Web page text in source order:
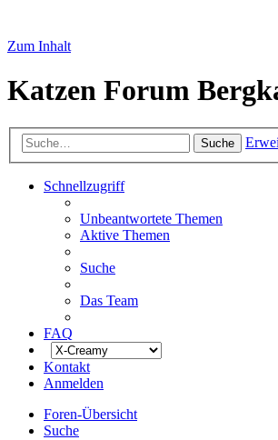
Zum Inhalt
Katzen Forum
Suche
Schnellzugriff
Unbeantwortete Themen
Aktive Themen
Suche
Das Team
FAQ
Kontakt
Anmelden
Foren-Übersicht
Suche